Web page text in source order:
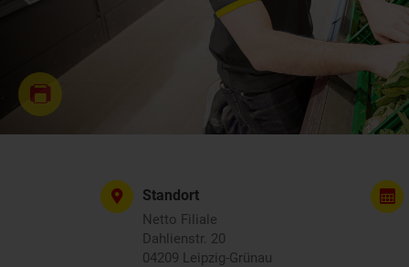
Standort
Netto Filiale
Dahlienstr. 20
04209 Leipzig-Grünau